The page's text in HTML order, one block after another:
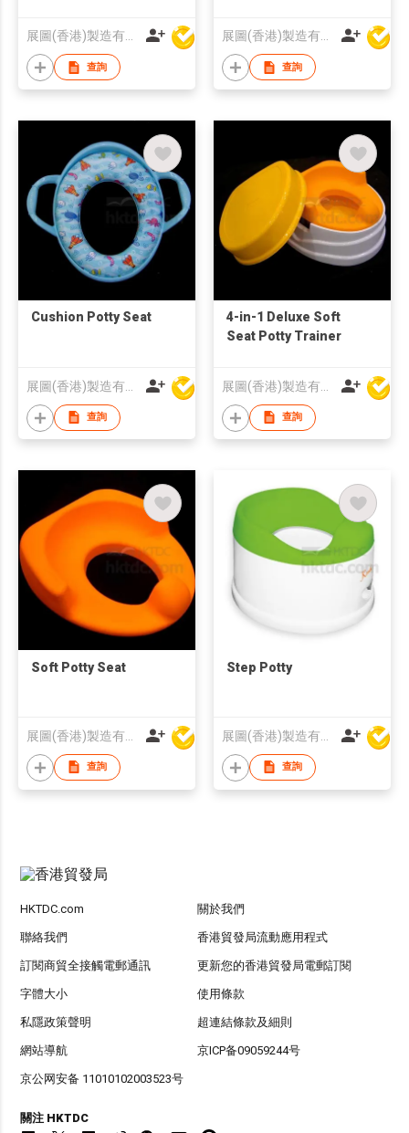
展圖(香港)製造有限公司
查詢
展圖(香港)製造有限公司
查詢
Cushion Potty Seat
查詢
4-in-1 Deluxe Soft
Seat Potty Trainer
查詢
Soft Potty Seat
查詢
Step Potty
查詢
HKTDC.com 關於我們
聯絡我們 香港貿發局流動應用程式
訂閱商貿全接觸電郵通訊 更新您的香港貿發局電郵訂閱
字體大小 使用條款
私隱政策聲明 超連結條款及細則
網站導航 京ICP备09059244号
京公网安备 11010102003523号
關注 HKTDC